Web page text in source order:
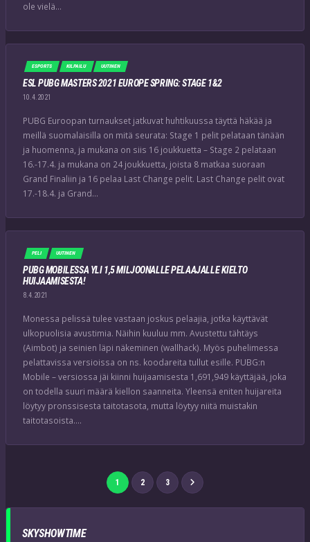
ole vielä…
ESPORTS KILPAILU UUTINEN
ESL PUBG MASTERS 2021 EUROPE SPRING: STAGE 1&2
10.4.2021
PUBG Euroopan turnaukset jatkuvat huhtikuussa täyttä häkää ja
meillä suomalaisilla on mitä seurata: Stage 1 pelit pelataan tänään
ja huomenna, ja mukana on siis 16 joukkuetta – Stage 2 pelataan
16.-17.4. ja mukana on 24 joukkuetta, joista 8 matkaa suoraan
Grand Finaliin ja 16 pelaa Last Change pelit. Last Change pelit ovat
17.-18.4. ja Grand…
PELI UUTINEN
PUBG MOBILESSA YLI 1,5 MILJOONALLE PELAAJALLE KIELTO
HUIJAAMISESTA!
8.4.2021
Monessa pelissä tulee vastaan joskus pelaajia, jotka käyttävät
ulkopuolisia avustimia. Näihin kuuluu mm. Avustettu tähtäys
(Aimbot) ja seinien läpi näkeminen (wallhack). Myös puhelimessa
pelattavissa versioissa on ns. koodareita tullut esille. PUBG:n
Mobile – versiossa jäi kiinni huijaamisesta 1,691,949 käyttäjää, joka
on todella suuri määrä kiellon saanneita. Yleensä eniten huijareita
löytyy pronssisesta taitotasota, mutta löytyy niitä muistakin
taitotasoista….
1 2 3
SKYSHOWTIME